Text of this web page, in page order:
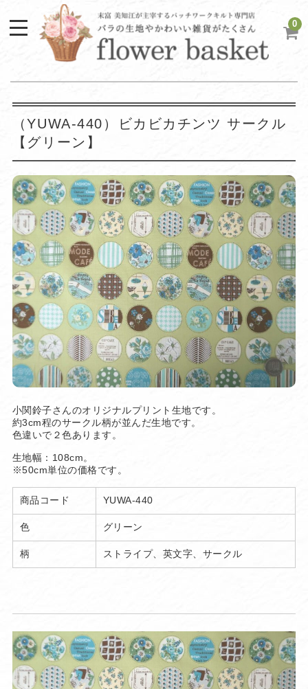
0
（YUWA-440）ビカビカチンツ サークル
【グリーン】
小関鈴子さんのオリジナルプリント生地です。
約3cm程のサークル柄が並んだ生地です。
色違いで２色あります。
生地幅：108cm。
※50cm単位の価格です。
商品コード YUWA-440
色 グリーン
柄 ストライプ、英文字、サークル